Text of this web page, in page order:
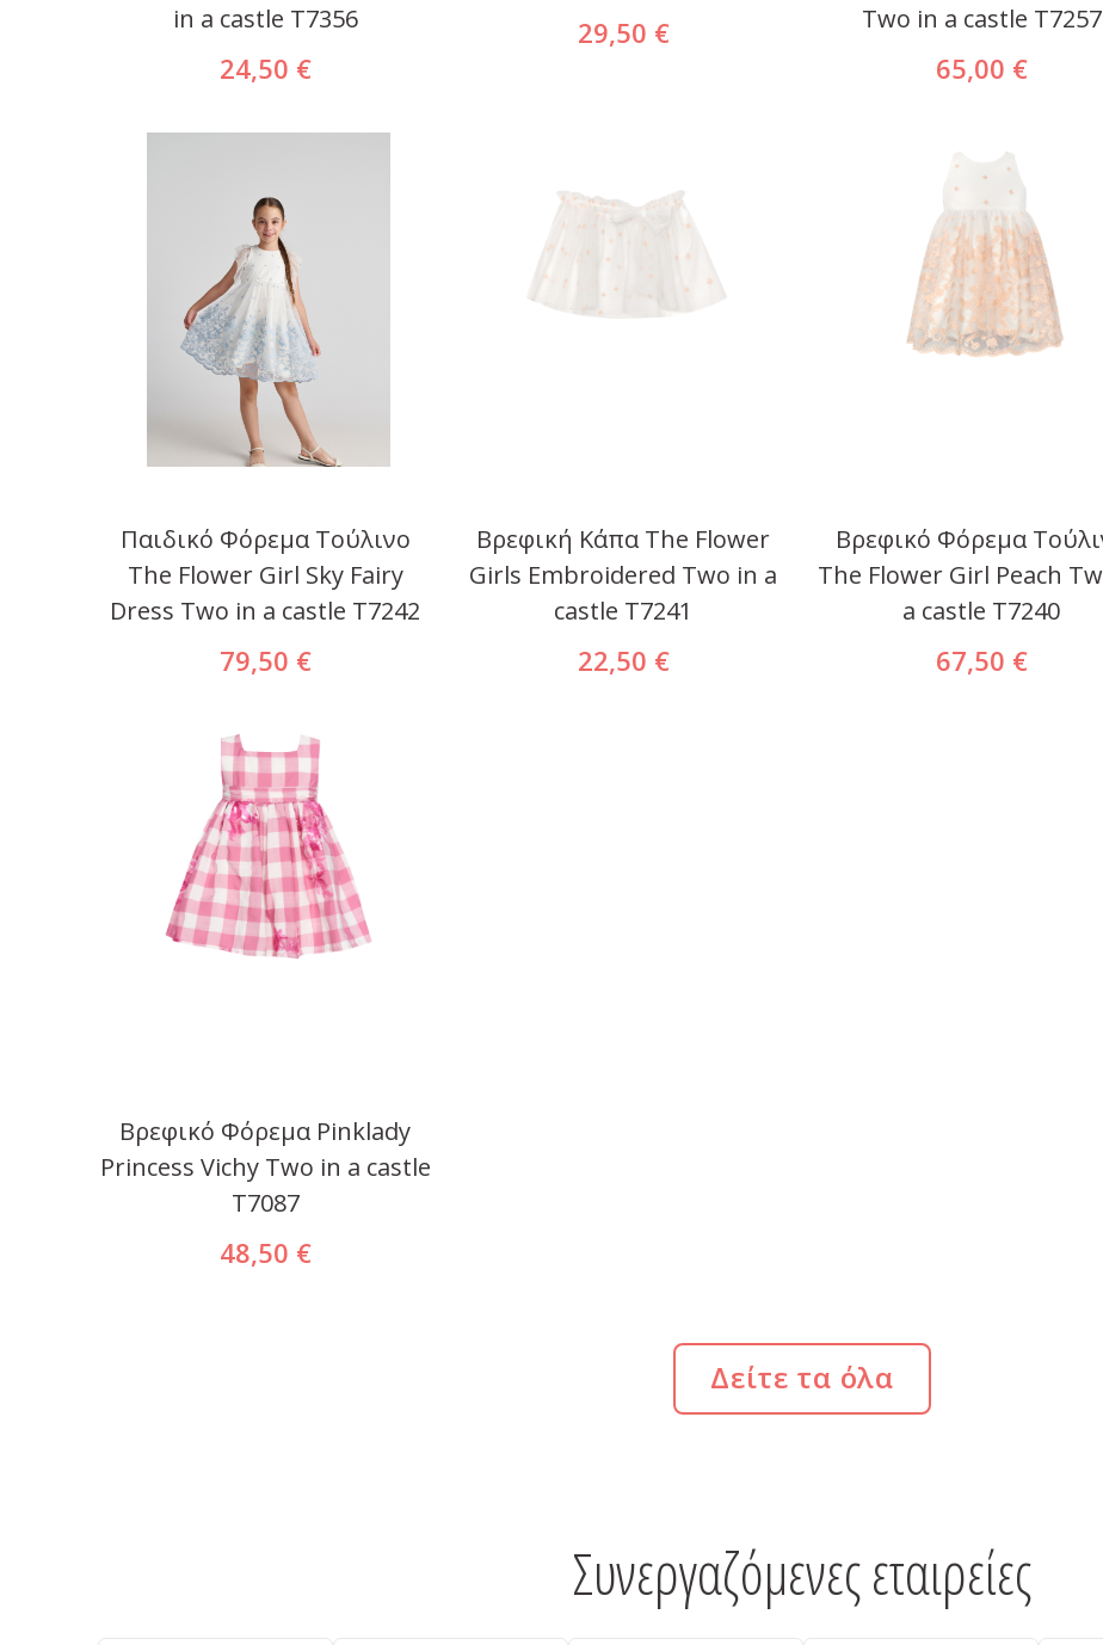
in a castle T7356
24,50 €
29,50 €
Two in a castle T7257
65,00 €
Παιδικό Φόρεμα Τούλινο
The Flower Girl Sky Fairy
Dress Two in a castle T7242
79,50 €
Βρεφική Κάπα The Flower
Girls Embroidered Two in a
castle T7241
22,50 €
Βρεφικό Φόρεμα
The Flower Girl Peach
a castle T7240
67,50 €
Βρεφικό Φόρεμα Pinklady
Princess Vichy Two in a castle
T7087
48,50 €
Δείτε τα όλα
Συνεργαζόμενες εταιρείες